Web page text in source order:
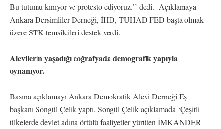
Bu tutumu kınıyor ve protesto ediyoruz.’’ dedi. Açıklamaya
Ankara Dersimliler Derneği, İHD, TUHAD FED başta olmak
üzere STK temsilcileri destek verdi.
Alevilerin yaşadığı coğrafyada demografik yapıyla
oynanıyor.
Basına açıklamayı Ankara Demokratik Alevi Derneği Eş
başkanı Songül Çelik yaptı. Songül Çelik açıklamada ‘Çeşitli
ülkelerde devlet adına örtülü faaliyetler yürüten İMKANDER